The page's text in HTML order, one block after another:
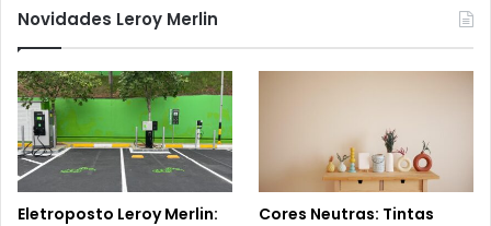
Novidades Leroy Merlin
Eletroposto Leroy Merlin:
Cores Neutras: Tintas